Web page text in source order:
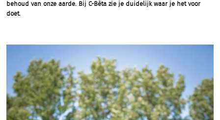
behoud van onze aarde. Bij C-Bèta zie je duidelijk waar je het voor
doet.